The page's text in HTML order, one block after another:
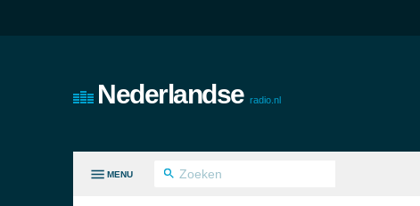
Nederlandse radio.nl
MENU